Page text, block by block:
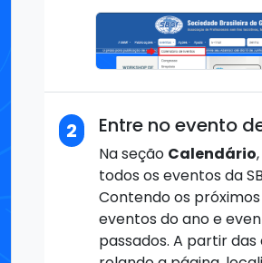
2 Entre no evento
Na seção Calendário
todos os eventos da
Contendo os
eventos do ano e
passados. A partir das